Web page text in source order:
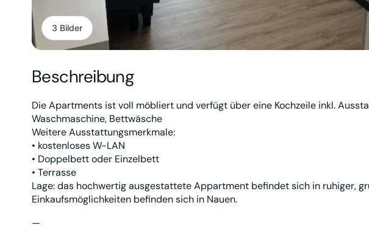
3 Bilder
Beschreibung
Die Apartments ist voll möbliert und verfügt über eine Kochzeile inkl.
Waschmaschine, Bettwäsche
Weitere Ausstattungsmerkmale:
• kostenloses W-LAN
• Doppelbett oder Einzelbett
• Terrasse
Lage: das hochwertig ausgestattete Appartment befindet sich in ruhiger,
Einkaufsmöglichkeiten befinden sich in Nauen.
—